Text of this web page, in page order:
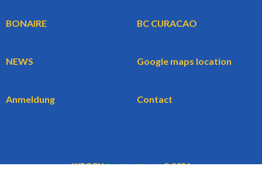
BONAIRE BC CURACAO
NEWS Google maps location
Anmeldung Contact
WBG BVBookingCars.nl© 2026